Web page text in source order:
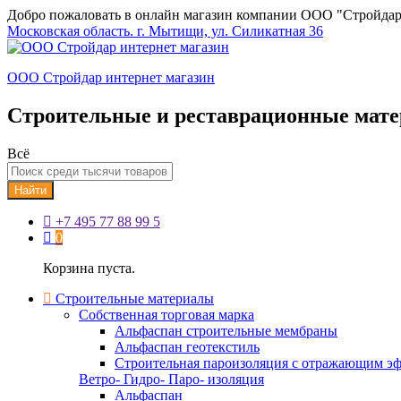
Добро пожаловать в онлайн магазин компании ООО
Московская область. г. Мытищи, ул. Силикатная 36
ООО Стройдар интернет магазин
Строительные и реставрационные
Всё
Найти
+7 495 77 88 99 5
0
Корзина пуста.
Строительные материалы
Собственная торговая марка
Альфаспан строительные мембраны
Альфаспан геотекстиль
Строительная пароизоляция с отражающим
Ветро- Гидро- Паро- изоляция
Альфаспан